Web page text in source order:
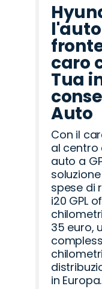
caro
Tua
Auto
Con il
al centro
auto a
spese di
i20 GPL
35 euro,
in Europa.